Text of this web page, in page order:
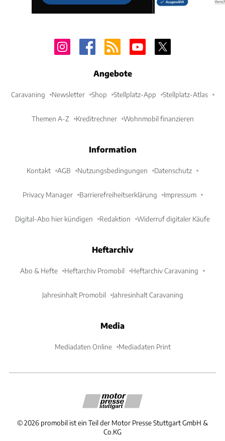
Angebote
Caravaning Newsletter Shop Stellplatz-App Stellplatz-Atlas
Themen A-Z Kreditrechner Wohnmobil finanzieren
Information
Kontakt AGB Nutzungsbedingungen Datenschutz
Privacy Manager Barrierefreiheitserklärung Impressum
Digital-Abo hier kündigen Redaktion Widerruf digitaler Käufe
Heftarchiv
Abo & Hefte Heftarchiv Promobil Heftarchiv Caravaning
Jahresinhalt Promobil Jahresinhalt Caravaning
Media
Mediadaten Online Mediadaten Print
©2026 promobil ist ein Teil der Motor Presse Stuttgart GmbH &
Co.KG